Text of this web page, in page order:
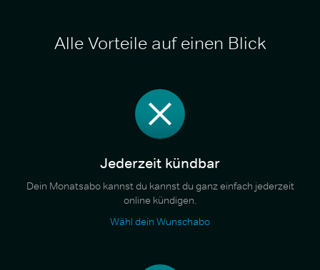
Alle Vorteile auf einen Blick
Jederzeit kündbar
Dein Monatsabo kannst du kannst du ganz einfach jederzeit
online kündigen.
Wähl dein Wunschabo